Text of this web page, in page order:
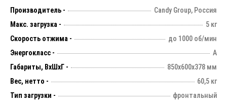
Производитель -
Candy Group, Россия
Макс. загрузка -
5 кг
Скорость отжима -
до 1000 об/мин
Энергокласс -
А
Габариты, ВхШхГ -
850х600х378 мм
Вес, нетто -
60,5 кг
Тип загрузки -
фронтальный